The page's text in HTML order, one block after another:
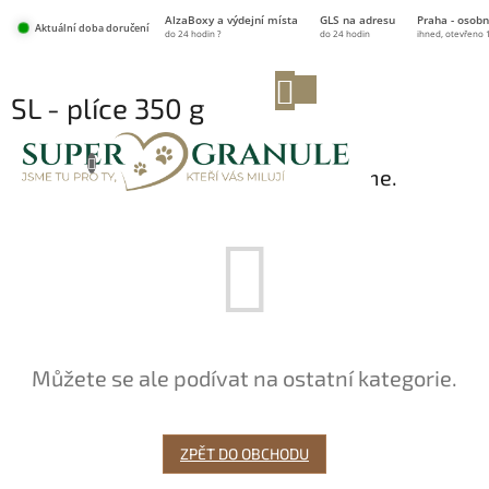
Aktuální doba doručení
AlzaBoxy a výdejní místa GLS na adresu Praha -
do 24 hodin ? do 24 hodin ihned, otevřeno
SL - plíce 350 g
Produkty teprve připravujeme.
Můžete se ale podívat na ostatní kategorie.
ZPĚT DO OBCHODU